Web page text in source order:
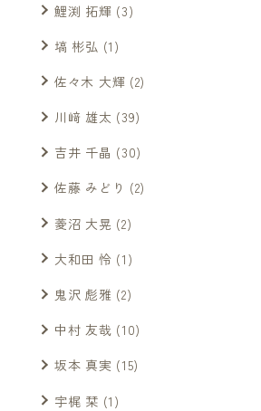
鯉渕 拓輝 (3)
塙 彬弘 (1)
佐々木 大輝 (2)
川﨑 雄太 (39)
吉井 千晶 (30)
佐藤 みどり (2)
菱沼 大晃 (2)
大和田 怜 (1)
鬼沢 彪雅 (2)
中村 友哉 (10)
坂本 真実 (15)
宇梶 栞 (1)